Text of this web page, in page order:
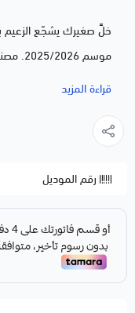
خلِّ صغيرك يشجّع الزعيم
موسم
على بشرة الأطفال،
لاختيار خدمة
لاختيار خدمة اضافة
قراءة المزيد
رقم الموديل